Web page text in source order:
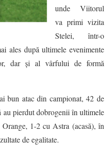
unde Viitorul
va primi vizita
Stelei, într-o
ales după ultimele evenimente
dar și al vârfului de formă
bun atac din campionat, 42 de
pierdut dobrogenii în ultimele
1-2 cu Astra (acasă), în
de egalitate.